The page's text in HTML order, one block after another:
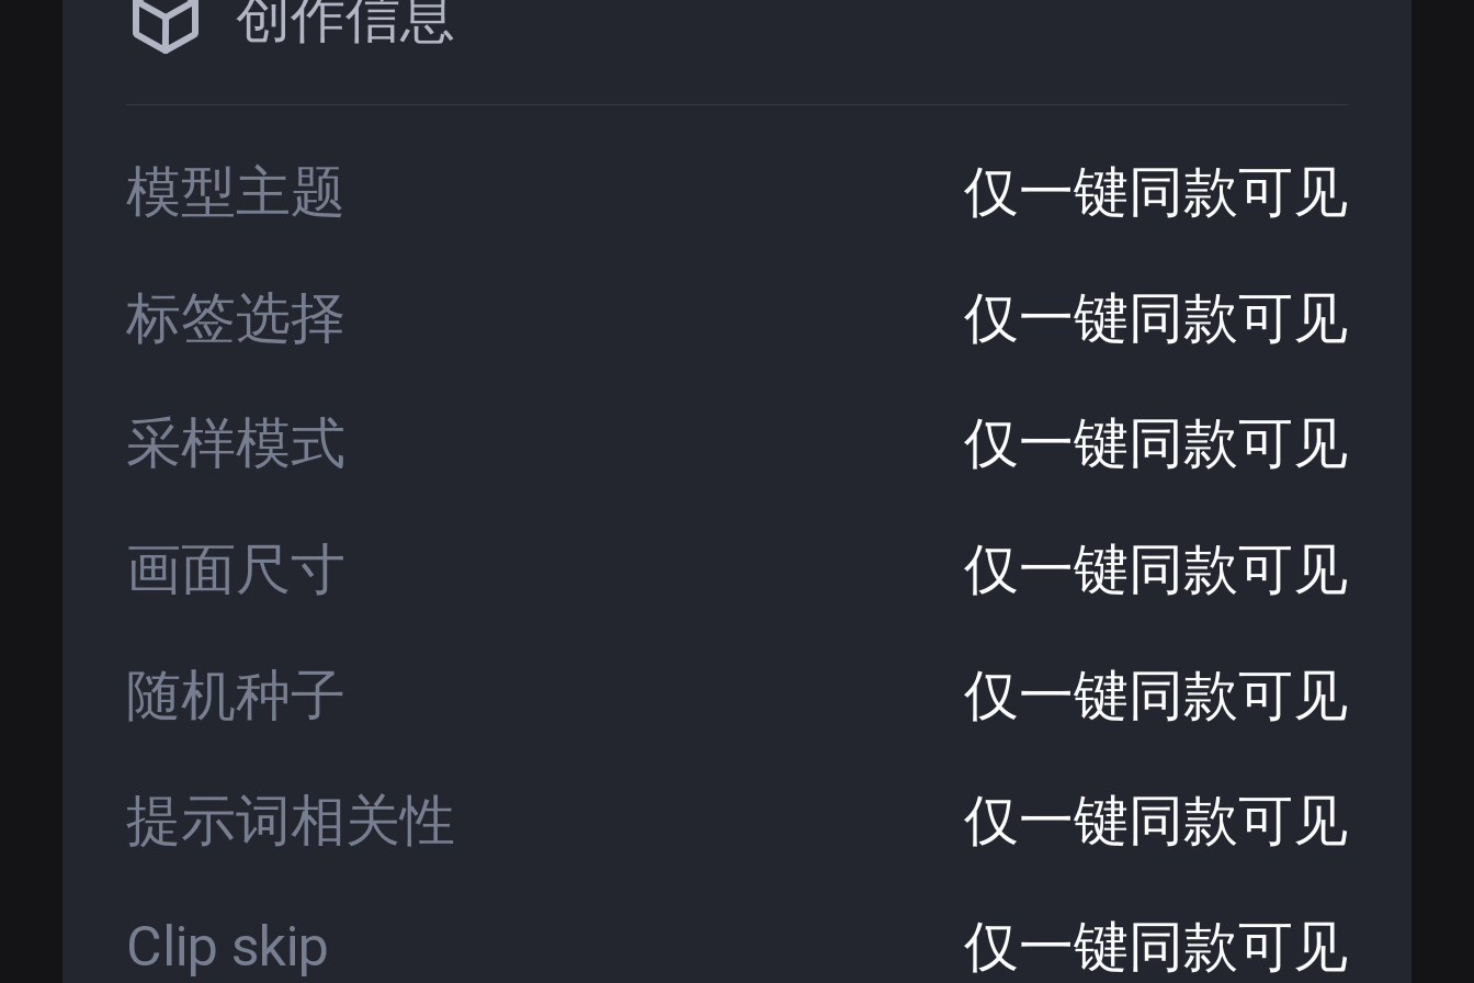
创作信息
模型主题
仅一键同款可见
标签选择
仅一键同款可见
采样模式
仅一键同款可见
画面尺寸
仅一键同款可见
随机种子
仅一键同款可见
提示词相关性
仅一键同款可见
Clip skip
仅一键同款可见